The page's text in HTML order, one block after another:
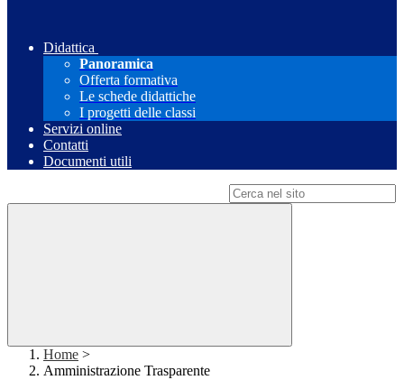
Didattica
Panoramica
Offerta formativa
Le schede didattiche
I progetti delle classi
Servizi online
Contatti
Documenti utili
Home >
Amministrazione Trasparente